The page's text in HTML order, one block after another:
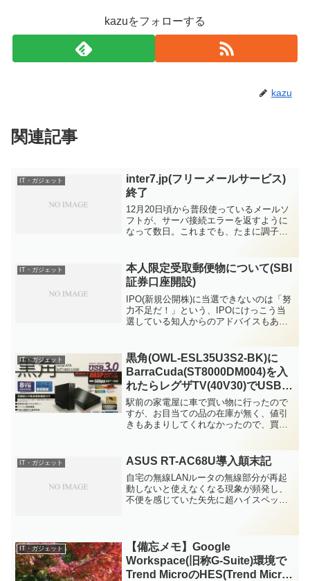
kazuをフォローする
kazu
関連記事
IT・ガジェット
inter7.jp(フリーメールサービス)
終了
12月20日頃から普段使っているメールソ
フトが、サーバ接続エラーを返すように
なって数日。これまでも、たまに調子が
それにしても今回は3日経っても復旧しな
い・・・。Webに...
IT・ガジェット
本人限定受取郵便物について(SBI
証券口座開設)
IPO(新規公開株)に当選できないのは「努
力不足だ！」という、IPOにけっこう当
選している知人からのアドバイスもあ
とはいっても、たくさん口座がありすぎ
ても管理がしきれな...
IT・ガジェット
黒角(OWL-ESL35U3S2-BK)に
BarraCuda(ST8000DM004)を入
れたらレグザTV(40V30)でUSB-
HDDとして認識して録画できま
した。
駅前の家電屋に車で買い物に行ったので
すが、お目当ての品の在庫が無く、値引
きもあまりしてくれなかったので、買う
円以上の買い物をすることにしました。
IT・ガジェット ASUS RT-AC68U導入顛末記
自宅の無線LANルータの無線部分が再起
動しないと使えなくなる現象が頻発し、
不便を感じていた矢先に超ハイスペック
INTERNET Watch ハイエンドモデルらし
くASUSのロ...
IT・ガジェット
【備忘メモ】Google
Workspace(旧称G-Suite)環境で
Trend MicroのHES(Trend Micro